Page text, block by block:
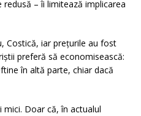
– îi limitează implicarea
Costică, iar prețurile au fost
preferă să economisească:
în altă parte, chiar dacă
Doar că, în actualul